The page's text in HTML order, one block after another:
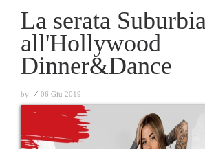
La serata
all'Hollywood
Dinner&Dance
by ⁄ 06 Giu 2019